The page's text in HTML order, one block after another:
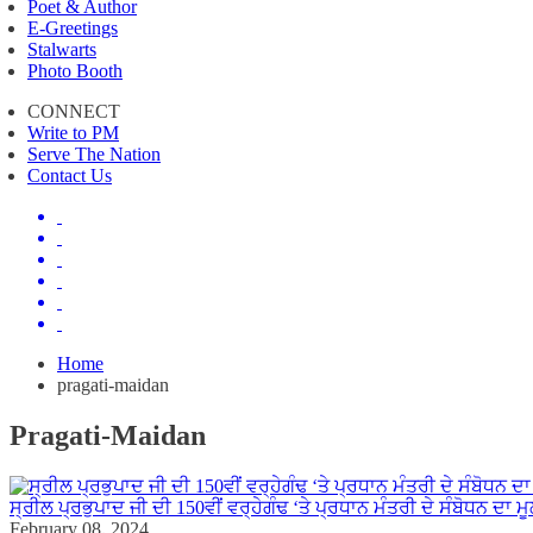
Poet & Author
E-Greetings
Stalwarts
Photo Booth
CONNECT
Write to PM
Serve The Nation
Contact Us
Home
pragati-maidan
Pragati-Maidan
ਸ੍ਰੀਲ ਪ੍ਰਭੁਪਾਦ ਜੀ ਦੀ 150ਵੀਂ ਵਰ੍ਹੇਗੰਢ ‘ਤੇ ਪ੍ਰਧਾਨ ਮੰਤਰੀ ਦੇ ਸੰਬੋਧਨ ਦਾ
February 08, 2024